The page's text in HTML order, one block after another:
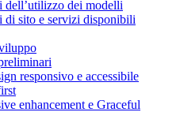
dell’utilizzo dei modelli
di sito e servizi disponibili
responsivo e accessibile
enhancement e Graceful